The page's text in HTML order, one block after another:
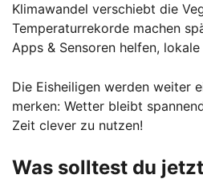
Klimawandel verschiebt die
Temperaturrekorde machen
Apps & Sensoren helfen,
Die Eisheiligen werden weiter
merken: Wetter bleibt
Zeit clever zu nutzen!
Was solltest du